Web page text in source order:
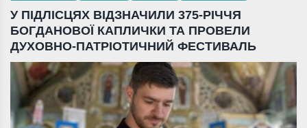
У ПІДЛІСЦЯХ ВІДЗНАЧИЛИ 375-РІЧЧЯ
БОГДАНОВОЇ КАПЛИЧКИ ТА ПРОВЕЛИ
ДУХОВНО-ПАТРІОТИЧНИЙ ФЕСТИВАЛЬ